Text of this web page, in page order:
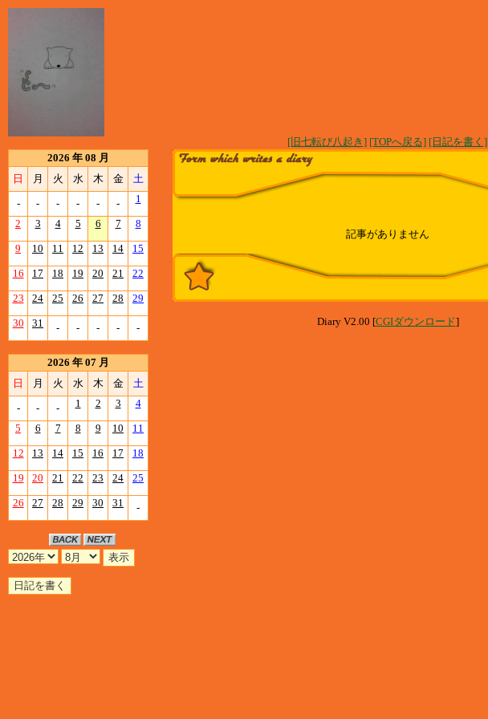
[旧七転び八起き] [TOPへ戻る] [日記を書く]
2026 年 08 月
日
月 火 水 木 金 土
- - - - - - 1
2 3 4 5 6 7 8
9 10 11 12 13 14 15
16 17 18 19 20 21 22
23 24 25 26 27 28 29
30 31 - - - - -
2026 年 07 月
日
月 火 水 木 金 土
- - - 1 2 3 4
5 6 7 8 9 10 11
12 13 14 15 16 17 18
19 20 21 22 23 24 25
26 27 28 29 30 31 -
記事がありません
Diary V2.00 [CGIダウンロード]